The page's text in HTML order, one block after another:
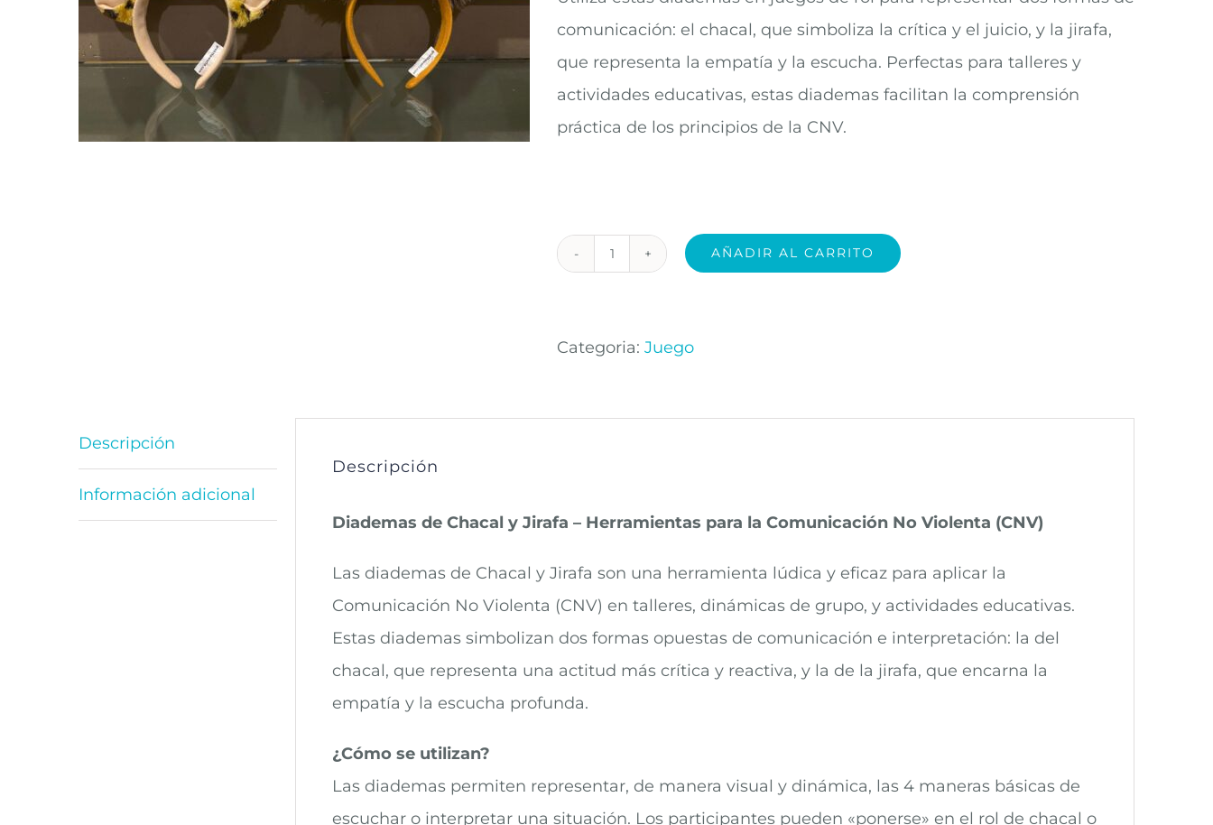
comunicación: el chacal, que simboliza la crítica y el juicio, y la jirafa,
que representa la empatía y la escucha. Perfectas para talleres y
actividades educativas, estas diademas facilitan la comprensión
práctica de los principios de la CNV.
Diademas
AÑADIR AL CARRITO
Categoria: Juego
Descripción
Información adicional
Descripción
Diademas de Chacal y Jirafa – Herramientas para la Comunicación No Violenta (CNV)
Las diademas de Chacal y Jirafa son una herramienta lúdica y eficaz para aplicar la
Comunicación No Violenta (CNV) en talleres, dinámicas de grupo, y actividades educativas.
Estas diademas simbolizan dos formas opuestas de comunicación e interpretación: la del
chacal, que representa una actitud más crítica y reactiva, y la de la jirafa, que encarna la
empatía y la escucha profunda.
¿Cómo se utilizan?
Las diademas permiten representar, de manera visual y dinámica, las 4 maneras básicas de
escuchar o interpretar una situación. Los participantes pueden «ponerse» en el rol de chacal o